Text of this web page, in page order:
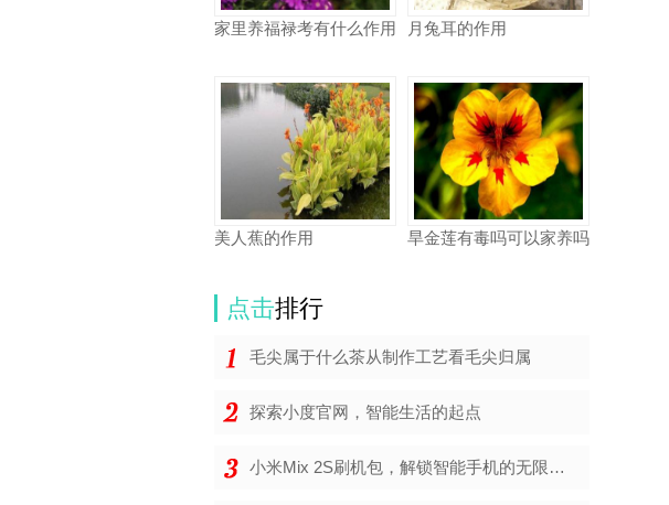
家里养福禄考有什么作用 月兔耳的作用
美人蕉的作用 旱金莲有毒吗可以家养吗
点击排行
毛尖属于什么茶从制作工艺看毛尖归属
探索小度官网，智能生活的起点
小米Mix 2S刷机包，解锁智能手机的无限可能